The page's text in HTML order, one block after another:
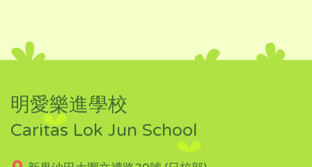
明愛樂進學校
Caritas Lok Jun School